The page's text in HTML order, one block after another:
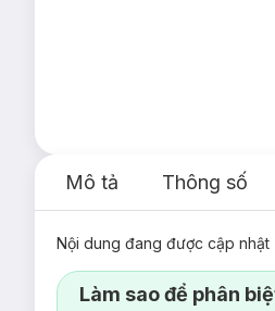
Mô tả Thông số
Nội dung đang được cập nhật
Làm sao để phân